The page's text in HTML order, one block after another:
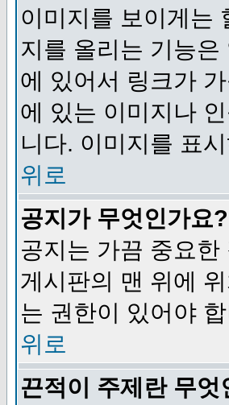
이미지를 보이게는
지를 올리는 기능
에 있어서 링크가
에 있는 이미지나
니다. 이미지를 표
위로
공지가 무엇인가요?
공지는 가끔 중요
게시판의 맨 위에
는 권한이 있어야
위로
끈적이 주제란 무엇